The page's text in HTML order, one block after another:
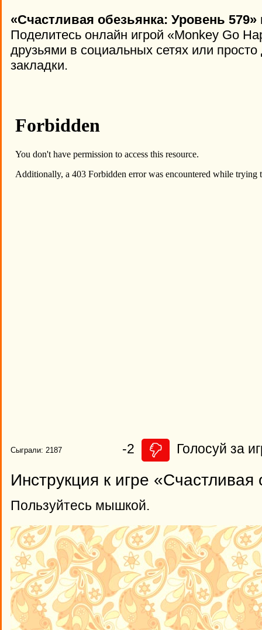
«Счастливая обезьянка: Уровень
Поделитесь онлайн игрой «Monkey Go
друзьями в социальных сетях или просто
закладки.
Сыграли: 2187 -2 Голосуй за
Инструкция к игре
Пользуйтесь мышкой.